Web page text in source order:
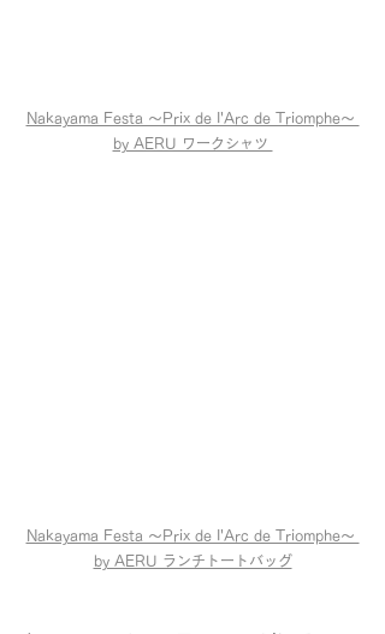
Nakayama Festa 〜Prix de I'Arc de Triomphe〜
by AERU ワークシャツ
Nakayama Festa 〜Prix de I'Arc de Triomphe〜
by AERU ランチトートバッグ